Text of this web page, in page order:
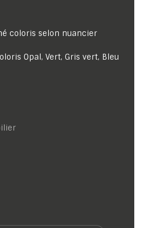
coloris selon nuancier
Opal, Vert, Gris vert, Bleu